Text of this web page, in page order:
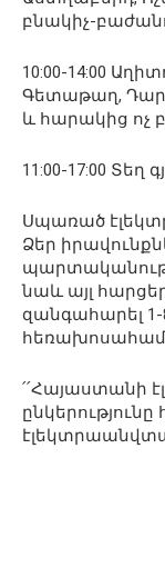
բնակիչ-
10:00-14:00
Գետաթաղ,
և հարակից ոչ
11:00-17:00 Տեղ
Սպառած
Ձեր
նաև այլ
զանգահարել 1-
՛՛Հայաստանի
ընկերությունը